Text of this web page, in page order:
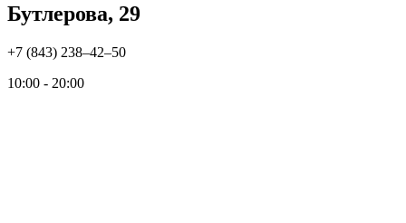
Бутлерова, 29
+7 (843) 238‒42‒50
10:00 - 20:00